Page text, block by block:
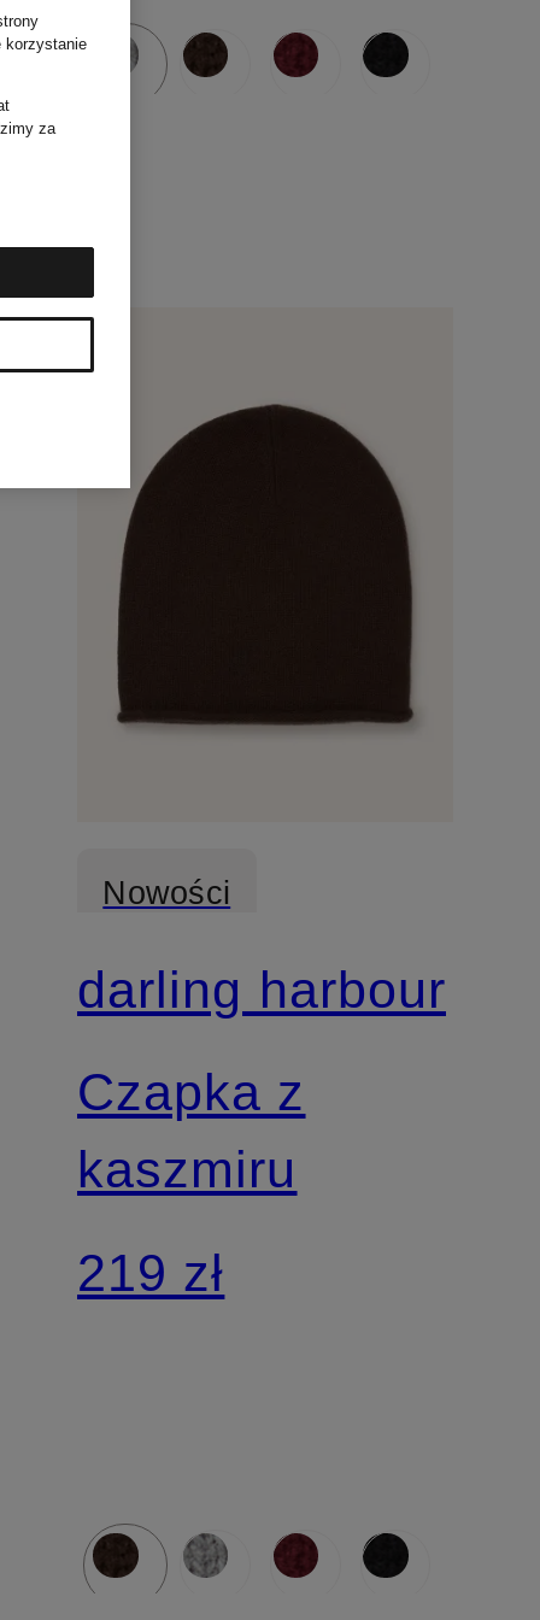
Nowości
Z certyfikatem
darling harbour
Czapka z
kaszmiru
219 zł
korzystanie
za